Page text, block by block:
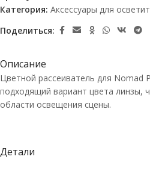
Категория: Аксессуары для
Поделиться:
Описание
Цветной рассеиватель для Nomad
подходящий вариант цвета линзы,
области освещения сцены.
Детали